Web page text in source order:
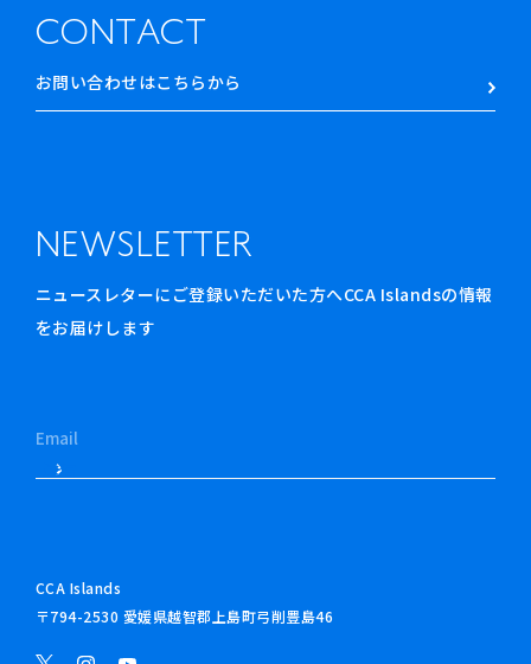
CONTACT
お問い合わせはこちらから
NEWSLETTER
ニュースレターにご登録いただいた方へCCA Islandsの情報
をお届けします
CCA Islands
〒794-2530 愛媛県越智郡上島町弓削豊島46